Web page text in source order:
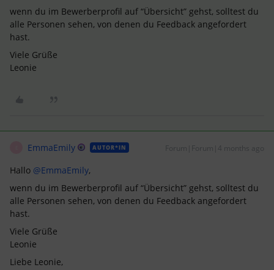
wenn du im Bewerberprofil auf “Übersicht” gehst, solltest du
alle Personen sehen, von denen du Feedback angefordert
hast.
Viele Grüße
Leonie
EmmaEmily AUTOR*IN Forum|Forum|4 months ago
Hallo ​ @EmmaEmily,
wenn du im Bewerberprofil auf “Übersicht” gehst, solltest du
alle Personen sehen, von denen du Feedback angefordert
hast.
Viele Grüße
Leonie
Liebe Leonie,